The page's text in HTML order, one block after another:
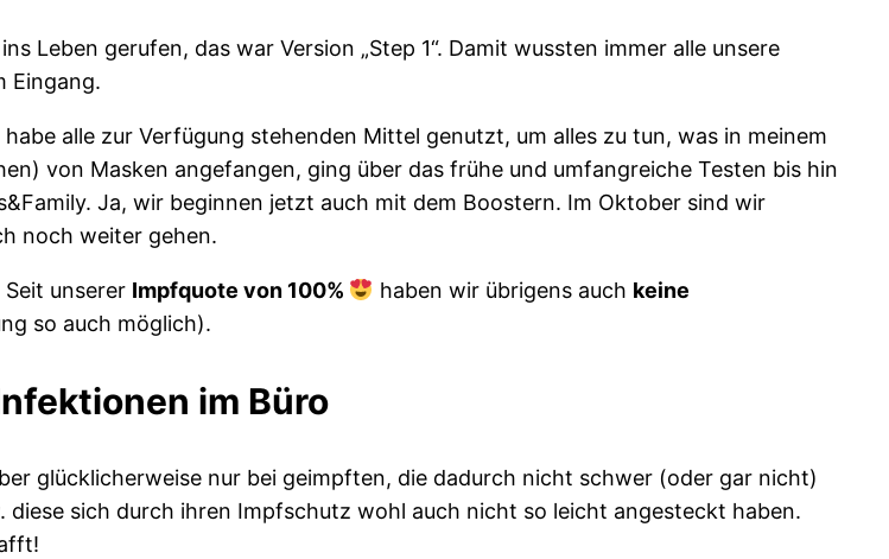
Leben gerufen, das war Version „Step 1“. Damit wussten immer alle unsere
Eingang.
alle zur Verfügung stehenden Mittel genutzt, um alles zu tun, was in meinem
von Masken angefangen, ging über das frühe und umfangreiche Testen bis hin
Ja, wir beginnen jetzt auch mit dem Boostern. Im Oktober sind wir
noch weiter gehen.
Seit unserer Impfquote von 100% haben wir übrigens auch keine
so auch möglich).
im Büro
glücklicherweise nur bei geimpften, die dadurch nicht schwer (oder gar nicht)
sich durch ihren Impfschutz wohl auch nicht so leicht angesteckt haben.